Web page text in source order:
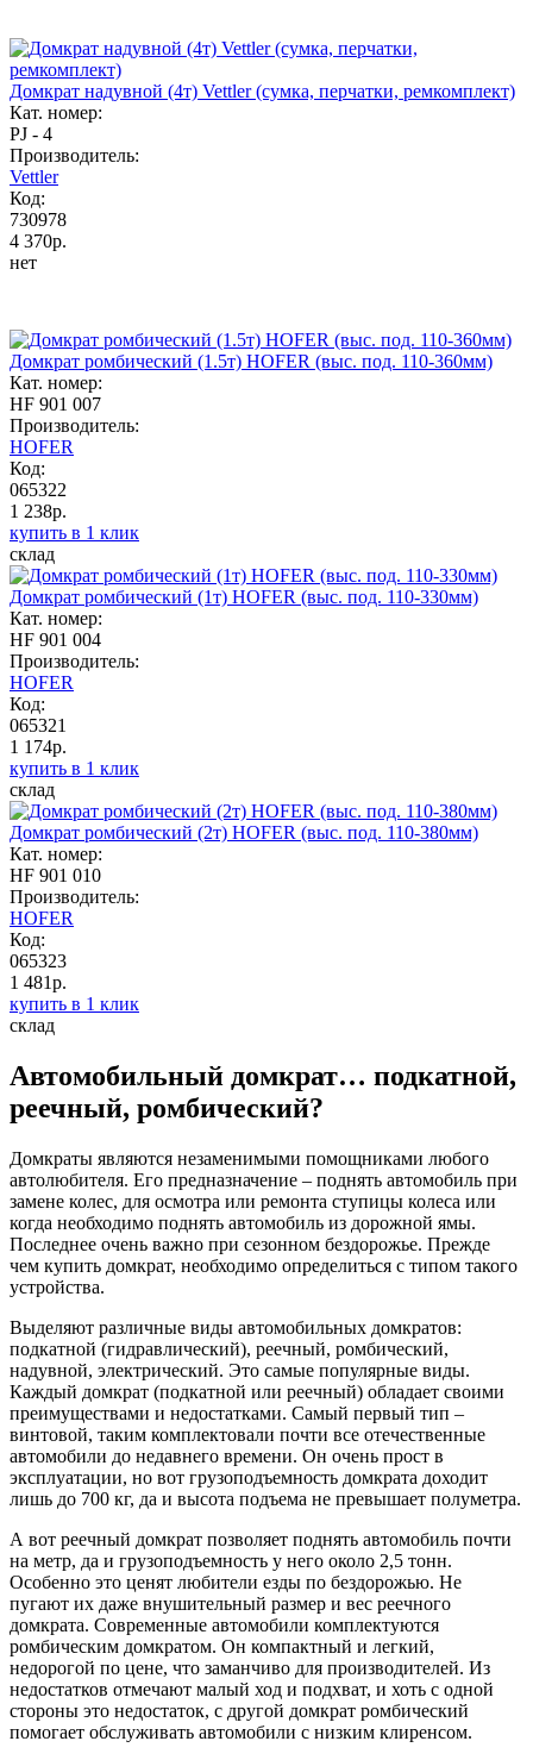
Домкрат надувной (4т) Vettler (сумка, перчатки, ремкомплект)
Кат. номер:
PJ - 4
Производитель:
Vettler
Код:
730978
4 370р.
нет
Домкрат ромбический (1.5т) HOFER (выс. под. 110-360мм)
Кат. номер:
HF 901 007
Производитель:
HOFER
Код:
065322
1 238р.
купить в 1 клик
склад
Домкрат ромбический (1т) HOFER (выс. под. 110-330мм)
Кат. номер:
HF 901 004
Производитель:
HOFER
Код:
065321
1 174р.
купить в 1 клик
склад
Домкрат ромбический (2т) HOFER (выс. под. 110-380мм)
Кат. номер:
HF 901 010
Производитель:
HOFER
Код:
065323
1 481р.
купить в 1 клик
склад
Автомобильный домкрат… подкатной,
реечный, ромбический?
Домкраты являются незаменимыми помощниками любого
автолюбителя. Его предназначение – поднять автомобиль при
замене колес, для осмотра или ремонта ступицы колеса или
когда необходимо поднять автомобиль из дорожной ямы.
Последнее очень важно при сезонном бездорожье. Прежде
чем купить домкрат, необходимо определиться с типом такого
устройства.
Выделяют различные виды автомобильных домкратов:
подкатной (гидравлический), реечный, ромбический,
надувной, электрический. Это самые популярные виды.
Каждый домкрат (подкатной или реечный) обладает своими
преимуществами и недостатками. Самый первый тип –
винтовой, таким комплектовали почти все отечественные
автомобили до недавнего времени. Он очень прост в
эксплуатации, но вот грузоподъемность домкрата доходит
лишь до 700 кг, да и высота подъема не превышает полуметра.
А вот реечный домкрат позволяет поднять автомобиль почти
на метр, да и грузоподъемность у него около 2,5 тонн.
Особенно это ценят любители езды по бездорожью. Не
пугают их даже внушительный размер и вес реечного
домкрата. Современные автомобили комплектуются
ромбическим домкратом. Он компактный и легкий,
недорогой по цене, что заманчиво для производителей. Из
недостатков отмечают малый ход и подхват, и хоть с одной
стороны это недостаток, с другой домкрат ромбический
помогает обслуживать автомобили с низким клиренсом.